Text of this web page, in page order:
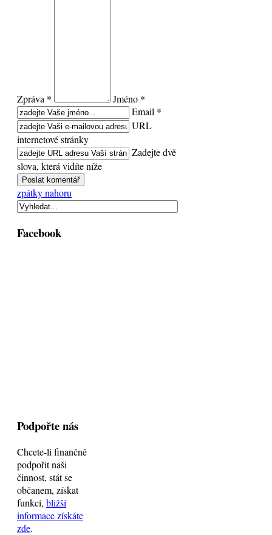
Zpráva *
Jméno *
Email *
URL
internetové stránky
Zadejte dvě
slova, která vidíte níže
zpátky nahoru
Facebook
Podpořte nás
Chcete-li finančně
podpořit naši
činnost, stát se
občanem, získat
funkci, bližší
informace získáte
zde.